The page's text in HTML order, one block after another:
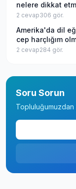
nelere dikkat
2 cevap306 gör.
Amerika'da dil
cep harçlığım
2 cevap284 gör.
Soru Sorun
Topluluğumuzdan